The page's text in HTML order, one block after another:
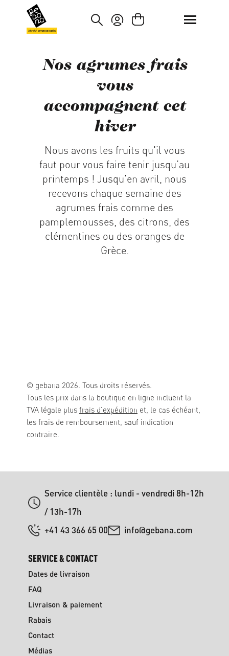
au contenu principal
Passer à la recherche
Marché paysan mondial
Nos agrumes frais
vous
accompagnent cet
hiver
Nous avons les fruits qu'il vous
faut pour vous faire tenir jusqu’au
printemps ! Jusqu'en avril, nous
recevons chaque semaine des
agrumes frais comme des
pamplemousses, des citrons, des
clémentines ou des oranges de
Grèce.
© gebana 2026. Tous droits réservés.
Tous les prix dans la boutique en ligne incluent la
TVA légale plus frais d'expédition et, le cas échéant,
les frais de remboursement, sauf indication
contraire.
Service clientèle : lundi - vendredi 8h-12h
/ 13h-17h
+41 43 366 65 00
info@gebana.com
SERVICE & CONTACT
Dates de livraison
FAQ
Livraison & paiement
Rabais
Contact
Médias